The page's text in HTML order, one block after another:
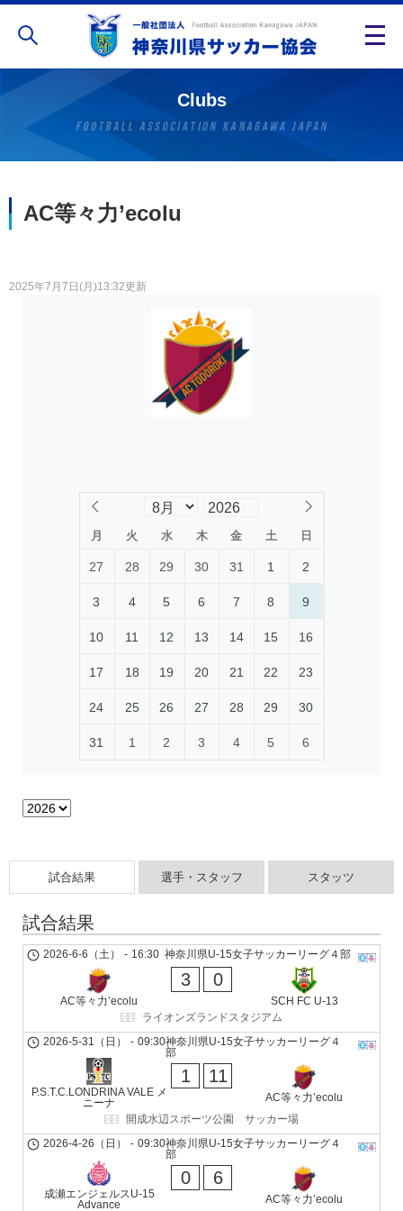
Clubs
AC等々力’ecolu
2025年7月7日(月)13:32更新
月 火 水 木 金 土 日
27 28 29 30 31 1 2
3 4 5 6 7 8 9
10 11 12 13 14 15 16
17 18 19 20 21 22 23
24 25 26 27 28 29 30
31 1 2 3 4 5 6
試合結果 選手・スタッフ スタッツ
試合結果
神奈川県U-15女子サッカーリーグ４部
2026-6-6（土） - 16:30
AC等々力’ecolu
3 0
SCH FC U-13
ライオンズランドスタジアム
神奈川県U-15女子サッカーリーグ４
部
2026-5-31（日） - 09:30
P.S.T.C.LONDRINA VALE メ
ニーナ
1 11
AC等々力’ecolu
開成水辺スポーツ公園 サッカー場
神奈川県U-15女子サッカーリーグ４
部
2026-4-26（日） - 09:30
成瀬エンジェルスU-15
Advance
0 6
AC等々力’ecolu